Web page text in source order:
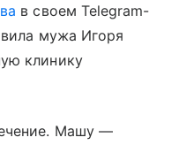
в своем Telegram-
мужа Игоря
клинику
Машу —